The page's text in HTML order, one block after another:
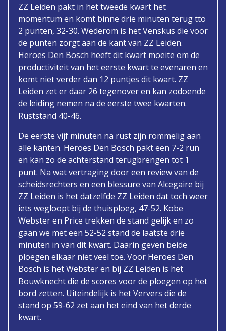
ZZ Leiden pakt in het tweede kwart het
momentum en komt binne drie minuten terug tto
2 punten, 32-30. Wederom is het Venskus die voor
de punten zorgt aan de kant van ZZ Leiden.
Heroes Den Bosch heeft dit kwart moeite om de
productiviteit van het eerste kwart te evenaren en
komt niet verder dan 12 puntjes dit kwart. ZZ
Leiden zet er daar 26 tegenover en kan zodoende
de leiding nemen na de eerste twee kwarten.
Ruststand 40-46.
De eerste vijf minuten na rust zijn rommelig aan
alle kanten. Heroes Den Bosch pakt een 7-2 run
en kan zo de achterstand terugbrengen tot 1
punt. Na wat vertraging door een review van de
scheidsrechters en een blessure van Alcegaire bij
ZZ Leiden is het datzelfde ZZ Leiden dat toch weer
iets wegloopt bij de thuisploeg, 47-52. Kobe
Webster en Price trekken de stand gelijk en zo
gaan we met een 52-52 stand de laatste drie
minuten in van dit kwart. Daarin geven beide
ploegen elkaar niet veel toe. Voor Heroes Den
Bosch is het Webster en bij ZZ Leiden is het
Bouwknecht die de scores voor de ploegen op het
bord zetten. Uiteindelijk is het Ververs die de
stand op 59-62 zet aan het eind van het derde
kwart.